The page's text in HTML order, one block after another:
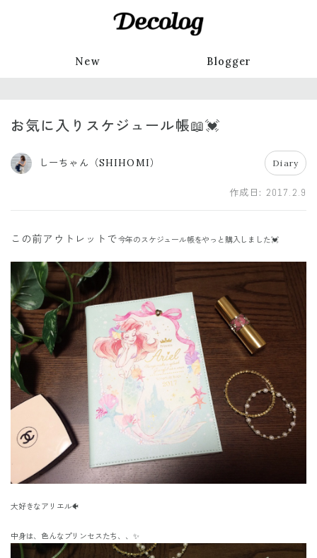
New Blogger
お気に入りスケジュール帳📖💓
しーちゃん（SHIHOMI） Diary
作成日: 2017.2.9
この前アウトレットで今年のスケジュール帳をやっと購入しました💓
大好きなアリエル🐠
中身は、色んなプリンセスたち、、✨